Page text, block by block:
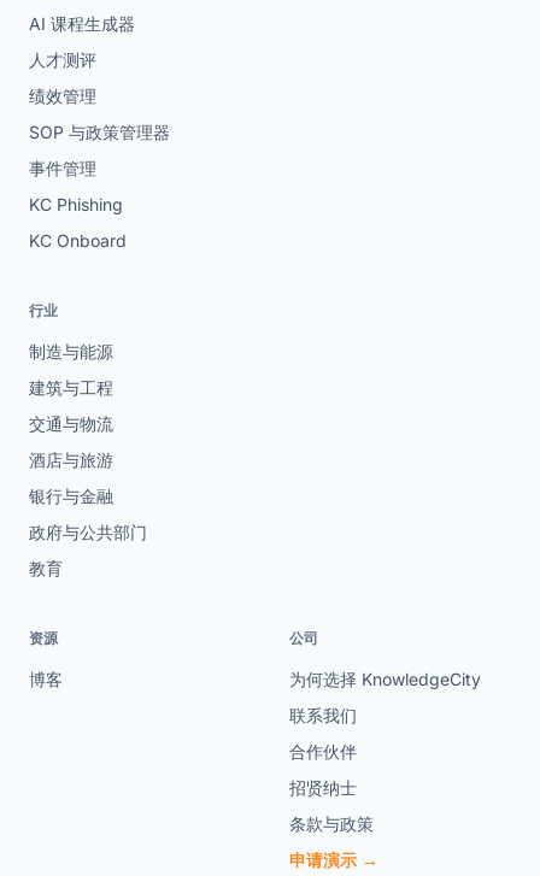
AI 课程生成器
人才测评
绩效管理
SOP 与政策管理器
事件管理
KC Phishing
KC Onboard
行业
制造与能源
建筑与工程
交通与物流
酒店与旅游
银行与金融
政府与公共部门
教育
资源
博客
公司
为何选择 KnowledgeCity
联系我们
合作伙伴
招贤纳士
条款与政策
申请演示 →